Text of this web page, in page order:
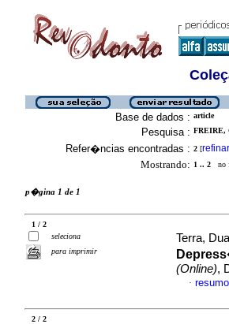
Base de dados : article
Pesquisa : FREIRE,
Refer�ncias encontradas : 2 [refinar
Mostrando: 1 .. 2 no
p�gina 1 de 1
1 / 2
seleciona
para imprimir
Terra,
(Online),
·
2 / 2